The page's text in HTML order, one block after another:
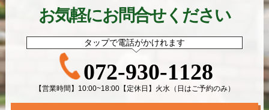
お気軽にお問合せください
タップで電話がかけれます
072-930-1128
【営業時間】10:00~18:00【定休日】火水（日はご予約のみ）